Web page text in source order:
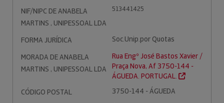
NIF/NIPC DE ANABELA
MARTINS , UNIPESSOAL LDA
513441425
FORMA JURÍDICA
Soc.Unip.por Quotas
MORADA DE ANABELA
MARTINS , UNIPESSOAL LDA
Rua Engº José Bastos Xavier /
Praça Nova, Af 3750-144 -
ÁGUEDA. PORTUGAL.
CÓDIGO POSTAL
3750-144 - ÁGUEDA